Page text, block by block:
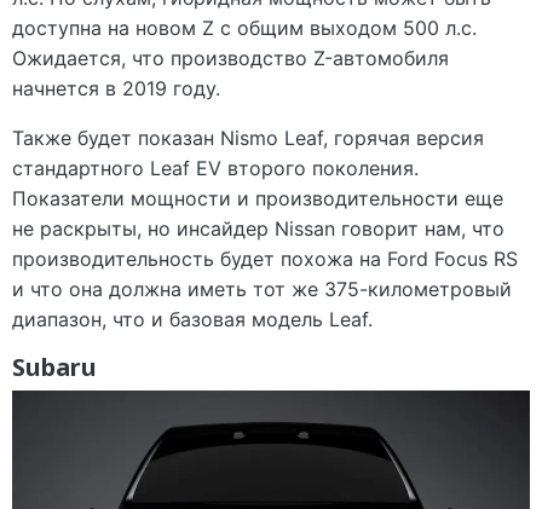
доступна на новом Z с общим выходом 500 л.с.
Ожидается, что производство Z-автомобиля
начнется в 2019 году.
Также будет показан Nismo Leaf, горячая версия
стандартного Leaf EV второго поколения.
Показатели мощности и производительности еще
не раскрыты, но инсайдер Nissan говорит нам, что
производительность будет похожа на Ford Focus RS
и что она должна иметь тот же 375-километровый
диапазон, что и базовая модель Leaf.
Subaru